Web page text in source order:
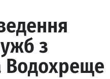
з
Водохреще